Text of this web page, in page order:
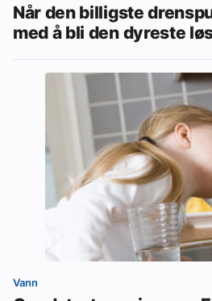
Når den billigste
med å bli den dyreste
Vann